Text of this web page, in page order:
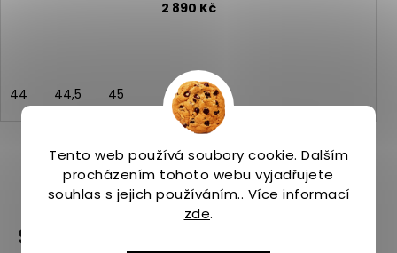
Tento web používá soubory cookie. Dalším
procházením tohoto webu vyjadřujete
souhlas s jejich používáním.. Více informací
zde.
2 890 Kč
44 44,5 45
ZOBRAZIT VŠECHNY PODOBNÉ PRODUKTY
Související produkty